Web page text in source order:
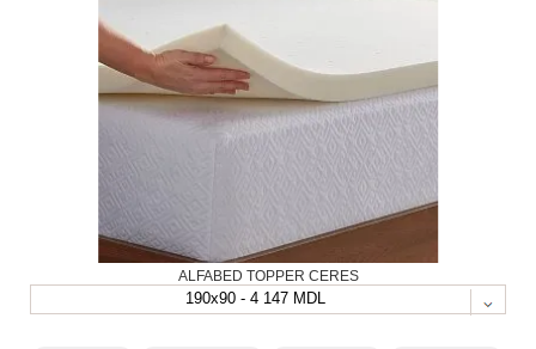
ALFABED TOPPER CERES
190x90 - 4 147 MDL